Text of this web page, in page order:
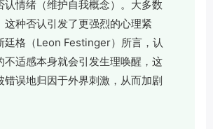
认情绪（维护自我概念）。大多数
这种否认引发了更强烈的心理紧
廷格（Leon Festinger）所言，认
不适感本身就会引发生理唤醒，这
错误地归因于外界刺激，从而加剧